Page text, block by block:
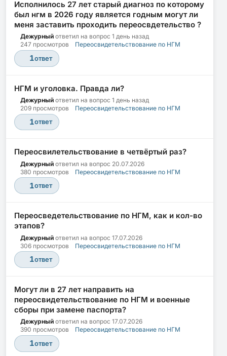
Исполнилось 27 лет старый диагноз по которому
был нгм в 2026 году является годным могут ли
меня заставить проходить переосвдетельство ?
Дежурный ответил на вопрос 1 день назад
247 просмотров
Переосвидетельствование по НГМ
1ответ
НГМ и уголовка. Правда ли?
Дежурный ответил на вопрос 1 день назад
209 просмотров
Переосвидетельствование по НГМ
1ответ
Переосвилетельствование в четвёртый раз?
Дежурный ответил на вопрос 20.07.2026
380 просмотров
Переосвидетельствование по НГМ
1ответ
Переосведетельствование по НГМ, как и кол-во
этапов?
Дежурный ответил на вопрос 17.07.2026
306 просмотров
Переосвидетельствование по НГМ
1ответ
Могут ли в 27 лет направить на
переосвидетельствование по НГМ и военные
сборы при замене паспорта?
Дежурный ответил на вопрос 17.07.2026
390 просмотров
Переосвидетельствование по НГМ
1ответ